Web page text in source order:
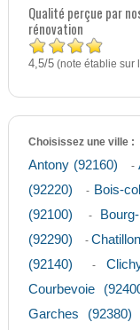
Qualité perçue par
rénovation
4,5/5(note établie sur
Choisissez une ville :
Antony (92160) -
(92220)
- Bois-
(92100)
-
(92290)
-
(92140)
-
Courbevoie
Garches (92380)